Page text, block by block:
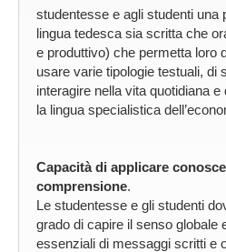
studentesse e agli studenti una
lingua tedesca sia scritta che
e produttivo) che permetta loro
usare varie tipologie testuali, di
interagire nella vita quotidiana
la lingua specialistica
Capacità di applicare
comprensione.
Le studentesse e gli studenti
grado di capire il senso globale
essenziali di messaggi scritti e